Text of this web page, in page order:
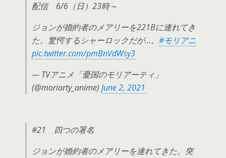
配信 6/6（日）23時～
ジョンが婚約者のメアリーを221Bに連れてき
た。驚愕するシャーロックだが…。 #モリアニ
pic.twitter.com/pmBnVdWsy3
— TVアニメ「憂国のモリアーティ」
(@moriarty_anime) June 2, 2021
#21 四つの署名
ジョンが婚約者のメアリーを連れてきた。突